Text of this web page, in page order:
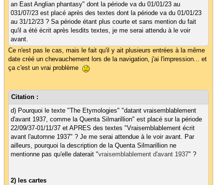
an East Anglian phantasy" dont la période va du 01/01/23 au
031/07/23 est placé après des textes dont la période va du 01/01/23
au 31/12/23 ? Sa période étant plus courte et sans mention du fait
qu'il a été écrit après lesdits textes, je me serai attendu à le voir
avant.
Ce n'est pas le cas, mais le fait qu'il y ait plusieurs entrées à la même
date créé un chevauchement lors de la navigation, j'ai l'impression... et
ça c'est un vrai problème
Citation :
d) Pourquoi le texte "The Etymologies" "datant vraisemblablement
d'avant 1937, comme la Quenta Silmarillion" est placé sur la période
22/09/37-01/11/37 et APRES des textes "Vraisemblablement écrit
avant l'automne 1937" ? Je me serai attendue à le voir avant. Par
ailleurs, pourquoi la description de la Quenta Silmarillion ne
mentionne pas qu'elle daterait "vraisemblablement d'avant 1937" ?
2) les cartes